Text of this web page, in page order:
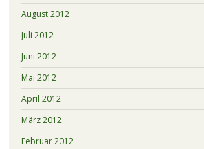
August 2012
Juli 2012
Juni 2012
Mai 2012
April 2012
März 2012
Februar 2012